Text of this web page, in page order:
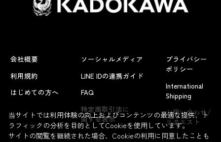
よくあるお問い合わせ
会社概要
利用規約
はじめての方へ
ソーシャルメディア
LINE IDの連携ガイド
FAQ
特定商取引法に
関する表示
プライバシー
ポリシー
International
Shipping
お問い合わせ/
リクエスト
当サイトでは利用体験の向上およびコンテンツの最適な提供、ト
ラフィックの分析を目的としてCookieを使用しています。
サイトの閲覧を継続された場合、Cookieの利用に同意したことも